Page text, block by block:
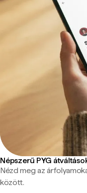
Népszerű PYG
Nézd meg az
között.